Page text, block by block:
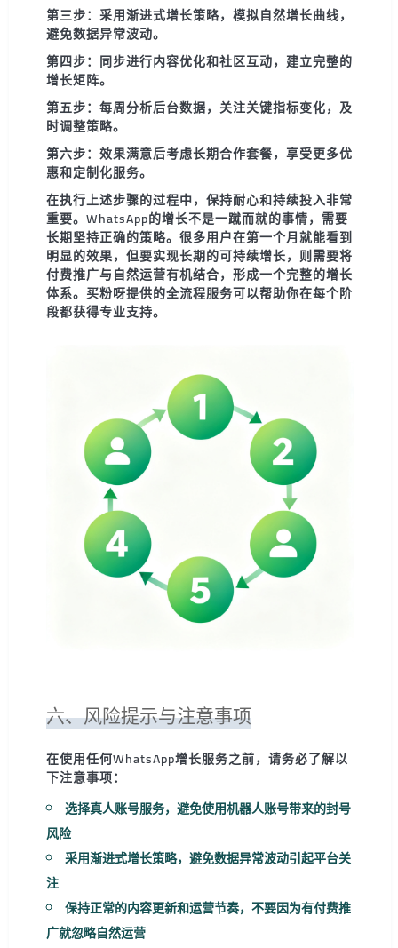
第三步：采用渐进式增长策略，模拟自然增长曲线，
避免数据异常波动。
第四步：同步进行内容优化和社区互动，建立完整的
增长矩阵。
第五步：每周分析后台数据，关注关键指标变化，及
时调整策略。
第六步：效果满意后考虑长期合作套餐，享受更多优
惠和定制化服务。
在执行上述步骤的过程中，保持耐心和持续投入非常
重要。WhatsApp的增长不是一蹴而就的事情，需要
长期坚持正确的策略。很多用户在第一个月就能看到
明显的效果，但要实现长期的可持续增长，则需要将
付费推广与自然运营有机结合，形成一个完整的增长
体系。买粉呀提供的全流程服务可以帮助你在每个阶
段都获得专业支持。
六、风险提示与注意事项
在使用任何WhatsApp增长服务之前，请务必了解以
下注意事项：
选择真人账号服务，避免使用机器人账号带来的封号
风险
采用渐进式增长策略，避免数据异常波动引起平台关
注
保持正常的内容更新和运营节奏，不要因为有付费推
广就忽略自然运营